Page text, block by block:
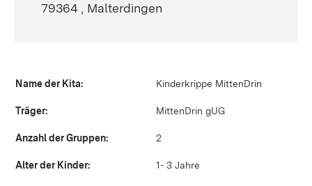
79364 , Malterdingen
Name der Kita: Kinderkrippe MittenDrin
Träger: MittenDrin gUG
Anzahl der Gruppen: 2
Alter der Kinder: 1- 3 Jahre